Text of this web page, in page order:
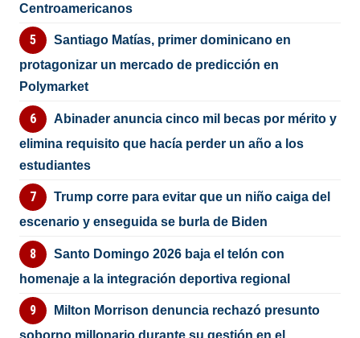
Centroamericanos
Santiago Matías, primer dominicano en
protagonizar un mercado de predicción en
Polymarket
Abinader anuncia cinco mil becas por mérito y
elimina requisito que hacía perder un año a los
estudiantes
Trump corre para evitar que un niño caiga del
escenario y enseguida se burla de Biden
Santo Domingo 2026 baja el telón con
homenaje a la integración deportiva regional
Milton Morrison denuncia rechazó presunto